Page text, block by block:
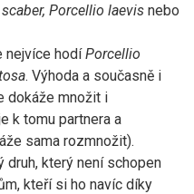
Porcellio laevis nebo
nejvíce hodíPorcellio
. Výhoda a současně i
dokáže množit i
k tomu partnera a
sama rozmnožit).
druh, který není schopen
kteří si ho navíc díky